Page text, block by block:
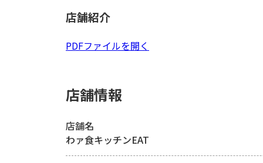
店舗紹介
PDFファイルを開く
店舗情報
店舗名
わァ食キッチンEAT